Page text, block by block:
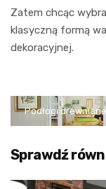
Zatem chcąc
klasyczną formą
dekoracyjnej.
Podłogi drewniane
Sprawdź